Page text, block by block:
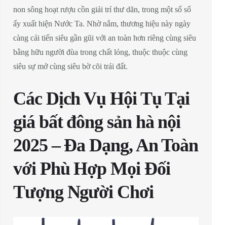
non sông hoạt rượu cồn giải trí thư dãn, trong một số số
ấy xuất hiện Nước Ta. Nhờ nắm, thương hiệu này ngày
càng cải tiến siêu gần gũi với an toàn hơn riêng cùng siêu
bằng hữu người đùa trong chất lỏng, thuộc thuộc cùng
siêu sự mở cùng siêu bờ cõi trái đất.
Các Dịch Vụ Hội Tụ Tại
giá bất đông sản hà nội
2025 – Đa Dạng, An Toàn
với Phù Hợp Mọi Đối
Tượng Người Chơi